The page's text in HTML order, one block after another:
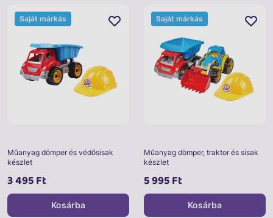
Műanyag dömper és védősisak
készlet
3 495 Ft
Saját márkás
Kosárba
Műanyag dömper, traktor és sisak
készlet
5 995 Ft
Saját márkás
Kosárba